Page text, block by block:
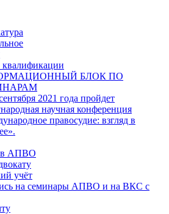
БЛОК ПО
2021 года пройдет
научная конференция
правосудие: взгляд в
в АПВО
учёт
на семинары АПВО и на ВКС с